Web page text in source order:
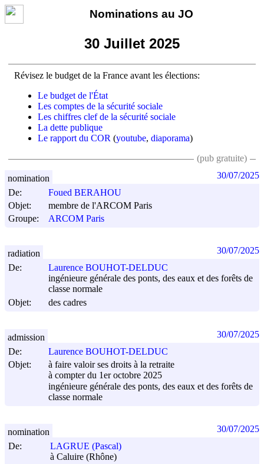
Nominations au JO
30 Juillet 2025
Révisez le budget de la France avant les élections:
Le budget de l'État
Les comptes de la sécurité sociale
Les chiffres clef de la sécurité sociale
La dette publique
Le rapport du COR (youtube, diaporama)
(pub gratuite)
De:
Foued BERAHOU
Objet:
membre de l'ARCOM Paris
Groupe:
ARCOM Paris
nomination 30/07/2025
De:
Laurence BOUHOT-DELDUC
ingénieure générale des ponts, des eaux et des forêts de
classe normale
Objet:
des cadres
radiation 30/07/2025
De:
Laurence BOUHOT-DELDUC
Objet:
à faire valoir ses droits à la retraite
à compter du 1er octobre 2025
ingénieure générale des ponts, des eaux et des forêts de
classe normale
admission 30/07/2025
De:
LAGRUE (Pascal)
à Caluire (Rhône)
nomination 30/07/2025